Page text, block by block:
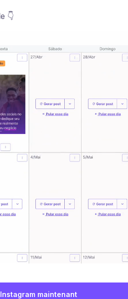
👇
maintenant